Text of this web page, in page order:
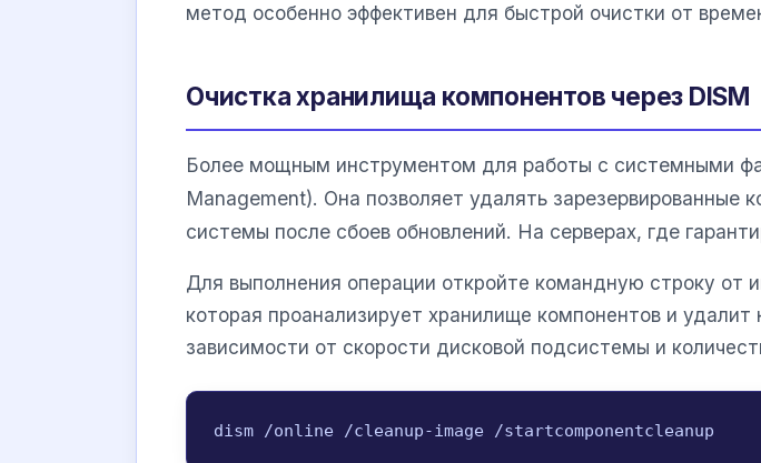
метод особенно эффективен для быстрой очистки от
Очистка хранилища компонентов через DISM
Более мощным инструментом для работы с системными
Management). Она позволяет удалять зарезервированные
системы после сбоев обновлений. На серверах, где
Для выполнения операции откройте командную строку
которая проанализирует хранилище компонентов и
зависимости от скорости дисковой подсистемы и
dism /online /cleanup-image /startcomponentcleanup